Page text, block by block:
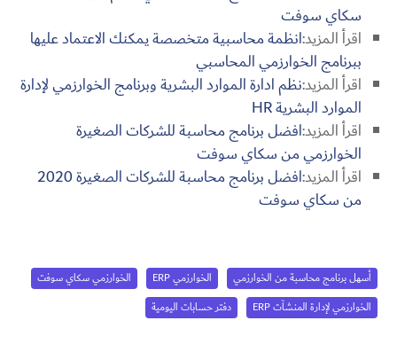
سكاي سوفت
اقرأ المزيد:انظمة محاسبية متخصصة يمكنك الاعتماد عليها
ببرنامج الخوارزمي المحاسبي
اقرأ المزيد:نظم ادارة الموارد البشرية وبرنامج الخوارزمي لإدارة
الموارد البشرية HR
اقرأ المزيد:افضل برنامج محاسبة للشركات الصغيرة
الخوارزمي من سكاي سوفت
اقرأ المزيد:
افضل برنامج محاسبة للشركات الصغيرة 2020
من سكاي سوفت
أسهل برنامج محاسبة من الخوارزمي الخوارزمي ERP
الخوارزمي سكاي سوفت
الخوارزمي لإدارة المنشآت ERP
دفتر حسابات اليومية